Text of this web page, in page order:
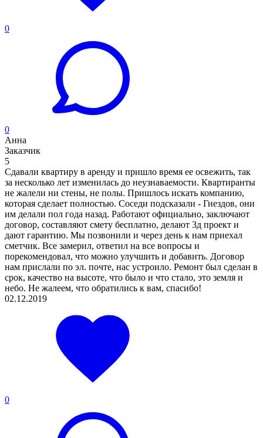
0
0
Анна
Заказчик
5
Сдавали квартиру в аренду и пришло время ее освежить, так
за несколько лет изменилась до неузнаваемости. Квартиранты
не жалели ни стены, не полы. Пришлось искать компанию,
которая сделает полностью. Соседи подсказали - Гнездов, они
им делали пол года назад. Работают официально, заключают
договор, составляют смету бесплатно, делают 3д проект и
дают гарантию. Мы позвонили и через день к нам приехал
сметчик. Все замерил, ответил на все вопросы и
порекомендовал, что можно улучшить и добавить. Договор
нам прислали по эл. почте, нас устроило. Ремонт был сделан в
срок, качество на высоте, что было и что стало, это земля и
небо. Не жалеем, что обратились к вам, спасибо!
02.12.2019
0